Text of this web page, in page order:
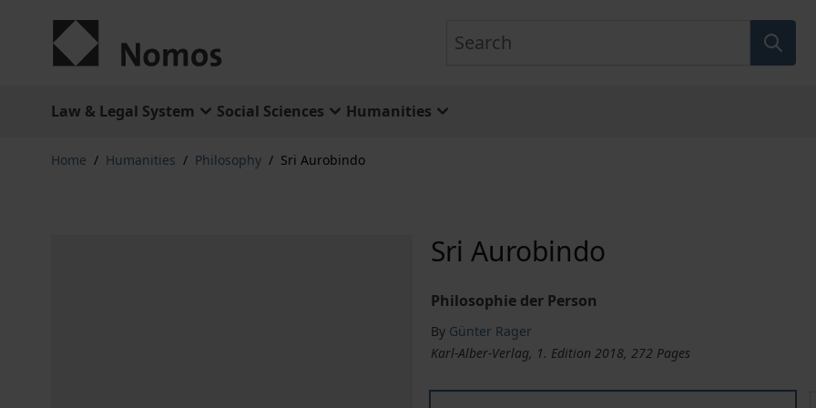
Law & Legal System Social Sciences Humanities
Home / Humanities / Philosophy / Sri Aurobindo
Sri Aurobindo
Philosophie der Person
By Günter Rager
Karl-Alber-Verlag, 1. Edition 2018, 272 Pages